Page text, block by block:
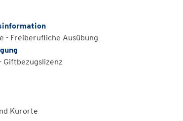
- Freiberufliche Ausübung
Giftbezugslizenz
Kurorte